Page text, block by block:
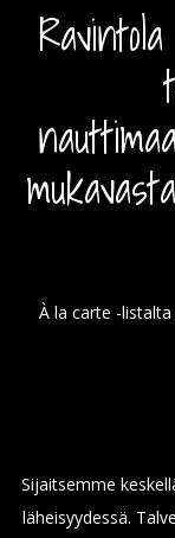
À la carte -
Sijaitsemme
läheisyydessä.